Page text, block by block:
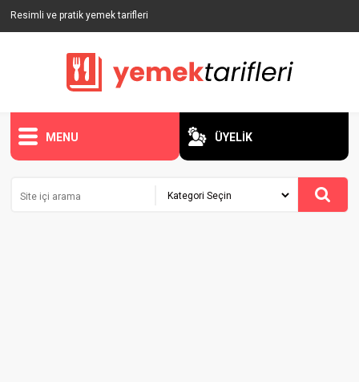
Resimli ve pratik yemek tarifleri
MENU ÜYELİK